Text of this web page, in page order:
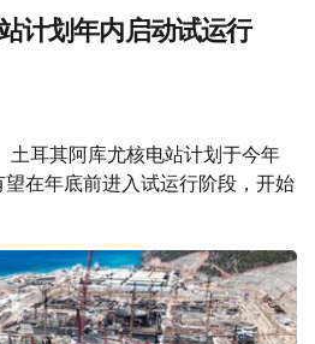
计划年内启动试运行
土耳其阿库尤核电站计划于今年
在年底前进入试运行阶段，开始